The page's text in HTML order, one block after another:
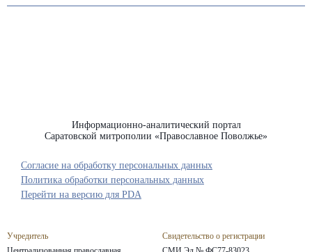
Информационно-аналитический портал
Саратовской митрополии «Православное Поволжье»
Учредитель
Свидетельство о регистрации
Согласие на обработку персональных данных
Политика обработки персональных данных
Перейти на версию для PDA